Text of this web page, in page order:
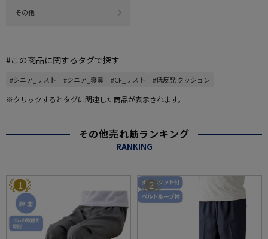
その他
#この商品に関するタグで探す
#シニア_リスト #シニア_寝具 #CF_リスト #低反発 クッション
※クリックするとタグに関連した商品が表示されます。
その他売れ筋ランキング
RANKING
1 2